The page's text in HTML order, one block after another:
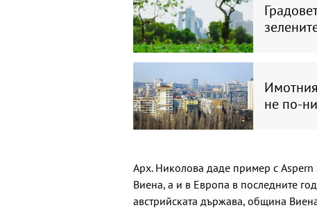
не по-
Арх. Николова даде пример с
Виена, а и в Европа в последните
австрийската държава, община